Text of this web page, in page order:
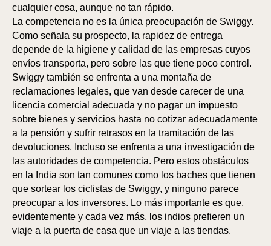
cualquier cosa, aunque no tan rápido.
La competencia no es la única preocupación de Swiggy.
Como señala su prospecto, la rapidez de entrega
depende de la higiene y calidad de las empresas cuyos
envíos transporta, pero sobre las que tiene poco control.
Swiggy también se enfrenta a una montaña de
reclamaciones legales, que van desde carecer de una
licencia comercial adecuada y no pagar un impuesto
sobre bienes y servicios hasta no cotizar adecuadamente
a la pensión y sufrir retrasos en la tramitación de las
devoluciones. Incluso se enfrenta a una investigación de
las autoridades de competencia. Pero estos obstáculos
en la India son tan comunes como los baches que tienen
que sortear los ciclistas de Swiggy, y ninguno parece
preocupar a los inversores. Lo más importante es que,
evidentemente y cada vez más, los indios prefieren un
viaje a la puerta de casa que un viaje a las tiendas.